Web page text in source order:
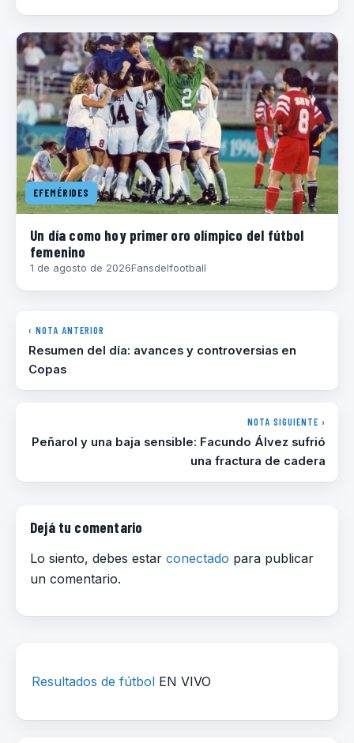
EFEMÉRIDES
Un día como hoy primer oro olímpico del fútbol
femenino
1 de agosto de 2026Fansdelfootball
‹ NOTA ANTERIOR
Resumen del día: avances y controversias en
Copas
NOTA SIGUIENTE ›
Peñarol y una baja sensible: Facundo Álvez sufrió
una fractura de cadera
Dejá tu comentario
Lo siento, debes estar conectado para publicar
un comentario.
Resultados de fútbol EN VIVO